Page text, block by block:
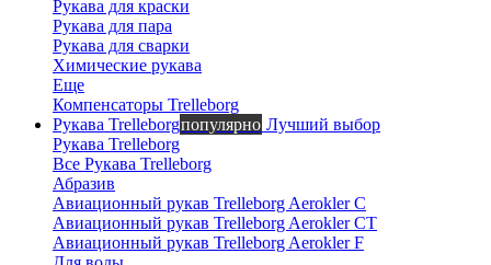
Рукава для краски
Рукава для пара
Рукава для сварки
Химические рукава
Еще
Компенсаторы Trelleborg
Рукава Trelleborgпопулярно Лучший выбор
Рукава Trelleborg
Все Рукава Trelleborg
Абразив
Авиационный рукав Trelleborg Aerokler C
Авиационный рукав Trelleborg Aerokler CT
Авиационный рукав Trelleborg Aerokler F